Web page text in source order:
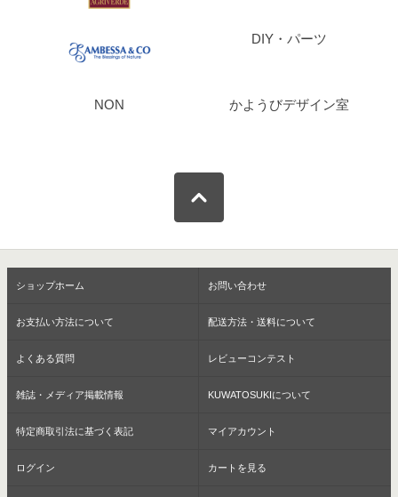
DIY・パーツ
NON かようびデザイン室
ショップホーム お問い合わせ
お支払い方法について 配送方法・送料について
よくある質問 レビューコンテスト
雑誌・メディア掲載情報 KUWATOSUKIについて
特定商取引法に基づく表記 マイアカウント
ログイン カートを見る